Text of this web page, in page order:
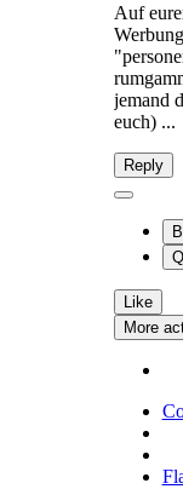
Auf
jemand
euch) ...
Reply
Like
More